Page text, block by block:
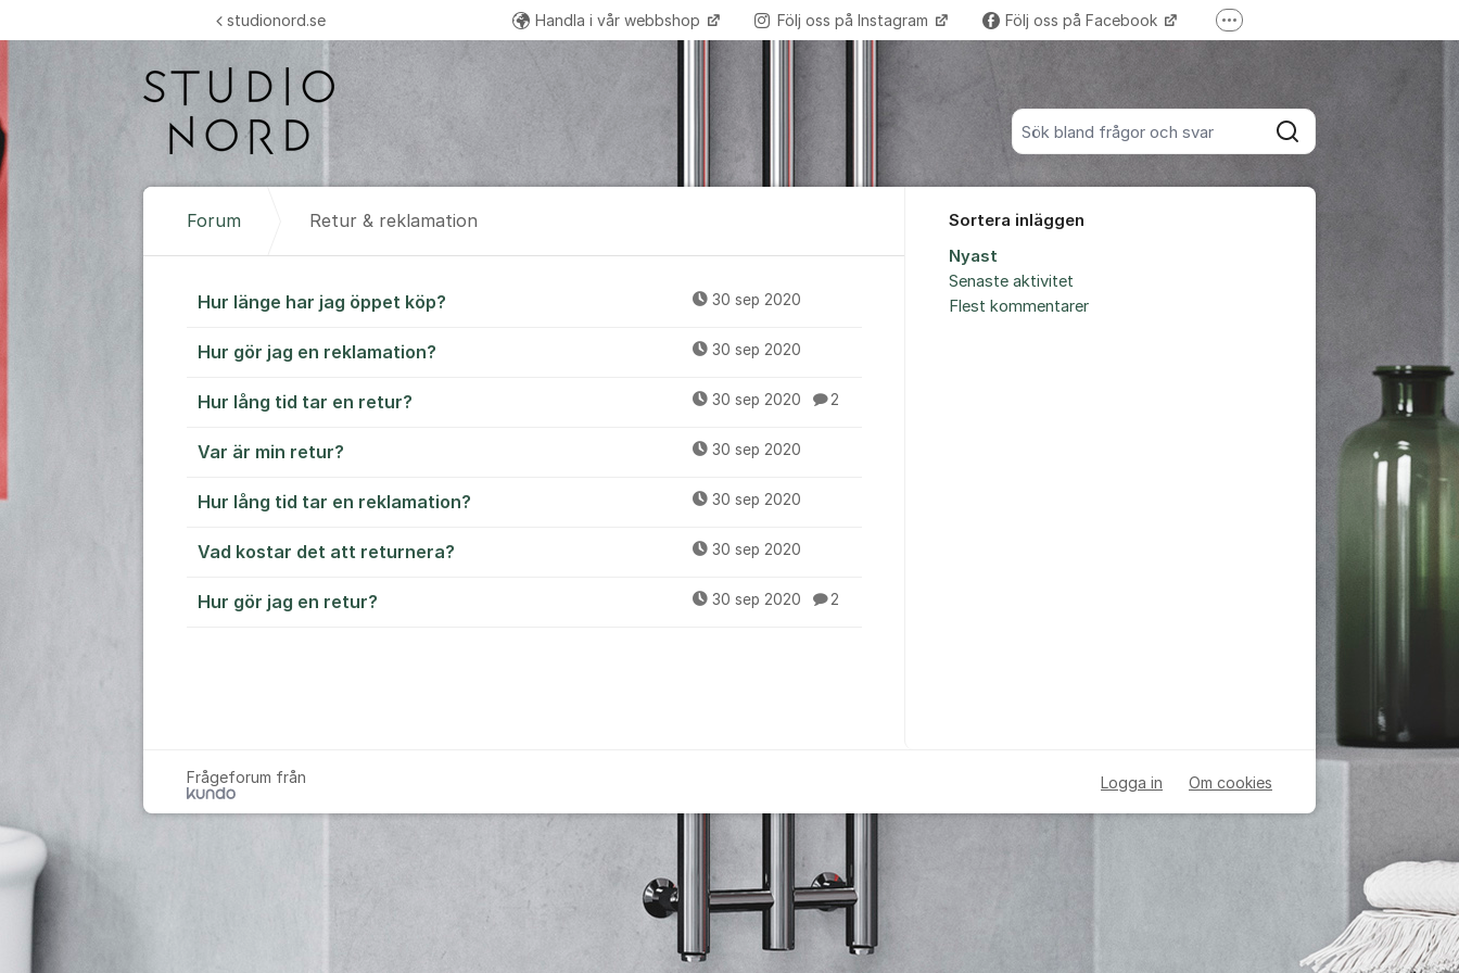
Sök bland alla inlägg
Sök
studionord.se Handla i vår webbshop Följ oss på Instagram Följ oss på Facebook Fler supportlänkar
Forum Retur & reklamation
Retur & reklamation
Hur länge har jag öppet köp? 30 sep 2020
Hur gör jag en reklamation? 30 sep 2020
Hur lång tid tar en retur? 30 sep 2020 2
Var är min retur? 30 sep 2020
Hur lång tid tar en reklamation? 30 sep 2020
Vad kostar det att returnera? 30 sep 2020
Hur gör jag en retur? 30 sep 2020 2
Sortera inläggen
Nyast
Senaste aktivitet
Flest kommentarer
Frågeforum från Logga in Om cookies